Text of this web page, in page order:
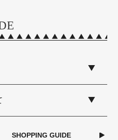
SHOPPING GUIDE